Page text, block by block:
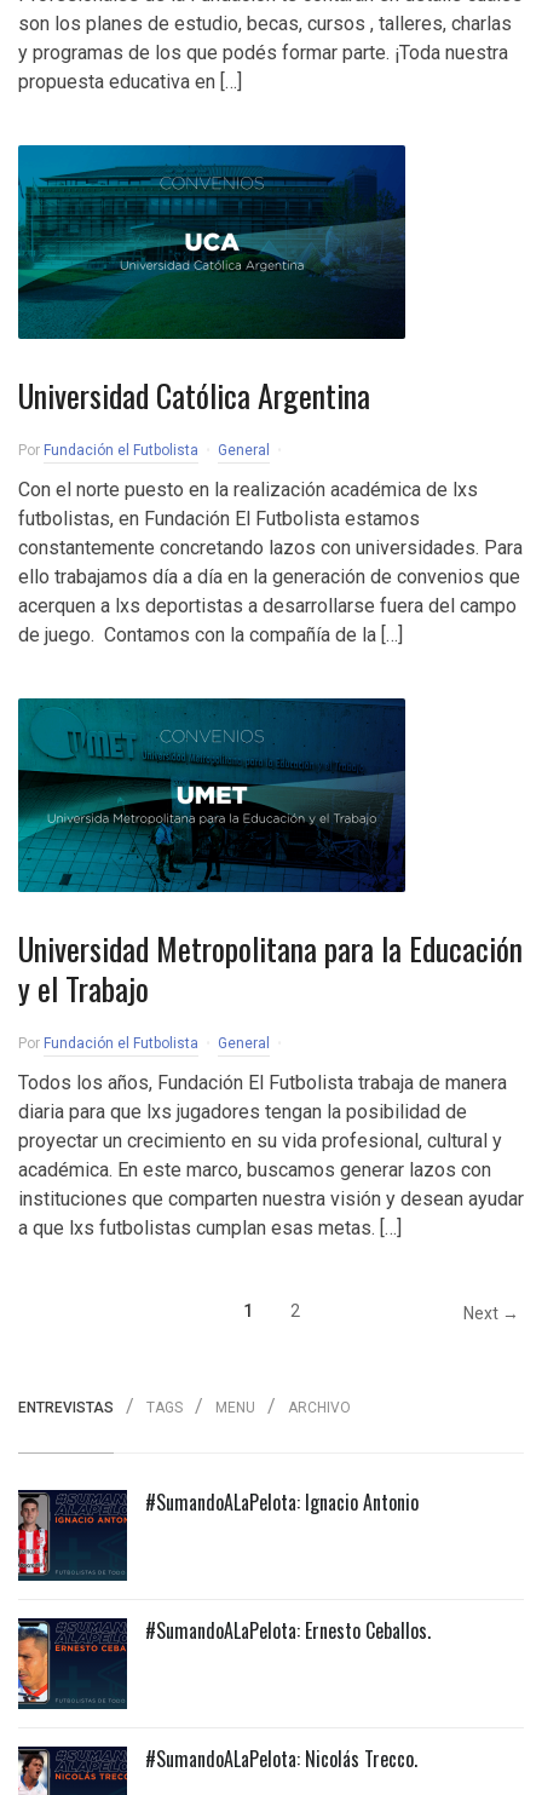
son los planes de estudio, becas, cursos , talleres, charlas
y programas de los que podés formar parte. ¡Toda nuestra
propuesta educativa en […]
Universidad Católica Argentina
Por Fundación el Futbolista General
Con el norte puesto en la realización académica de lxs
futbolistas, en Fundación El Futbolista estamos
constantemente concretando lazos con universidades. Para
ello trabajamos día a día en la generación de convenios que
acerquen a lxs deportistas a desarrollarse fuera del campo
de juego. Contamos con la compañía de la […]
Universidad Metropolitana para la Educación
y el Trabajo
Por Fundación el Futbolista General
Todos los años, Fundación El Futbolista trabaja de manera
diaria para que lxs jugadores tengan la posibilidad de
proyectar un crecimiento en su vida profesional, cultural y
académica. En este marco, buscamos generar lazos con
instituciones que comparten nuestra visión y desean ayudar
a que lxs futbolistas cumplan esas metas. […]
1 2 Next →
ENTREVISTAS TAGS MENU ARCHIVO
#SumandoALaPelota: Ignacio Antonio
#SumandoALaPelota: Ernesto Ceballos.
#SumandoALaPelota: Nicolás Trecco.